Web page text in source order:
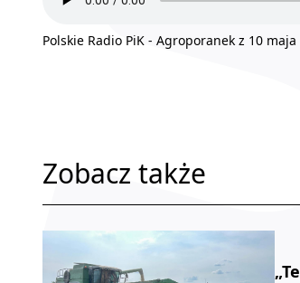
Polskie Radio PiK - Agroporanek z 10 maja
Zobacz także